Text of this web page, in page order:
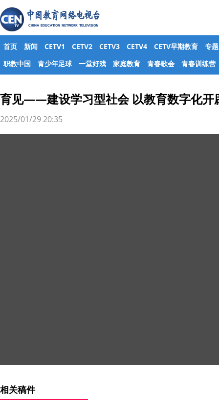
首页 新闻 CETV1 CETV2 CETV3 CETV4 CETV早期教育
专题
职教中国
青少年足球 一堂好戏 家庭教育 青春歌会 青春训练营
育见——建设学习型社会 以教育数字化开
2025/01/29 20:35
相关稿件